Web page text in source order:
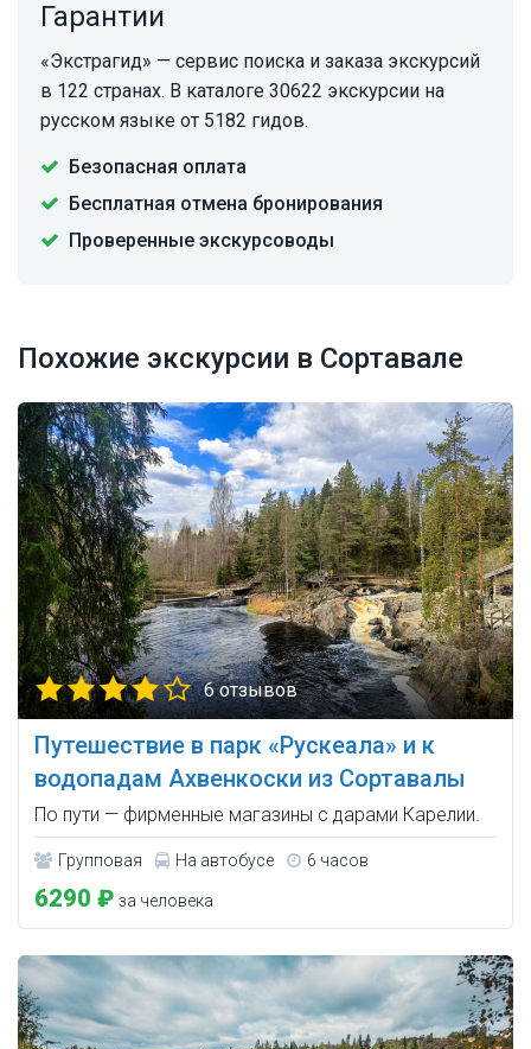
Гарантии
«Экстрагид» — сервис поиска и заказа экскурсий
в 122 странах. В каталоге 30622 экскурсии на
русском языке от 5182 гидов.
Безопасная оплата
Бесплатная отмена бронирования
Проверенные экскурсоводы
Похожие экскурсии в Сортавале
6 отзывов
Путешествие в парк «Рускеала» и к
водопадам Ахвенкоски из Сортавалы
По пути — фирменные магазины с дарами Карелии.
Групповая На автобусе 6 часов
6290 ₽ за человека